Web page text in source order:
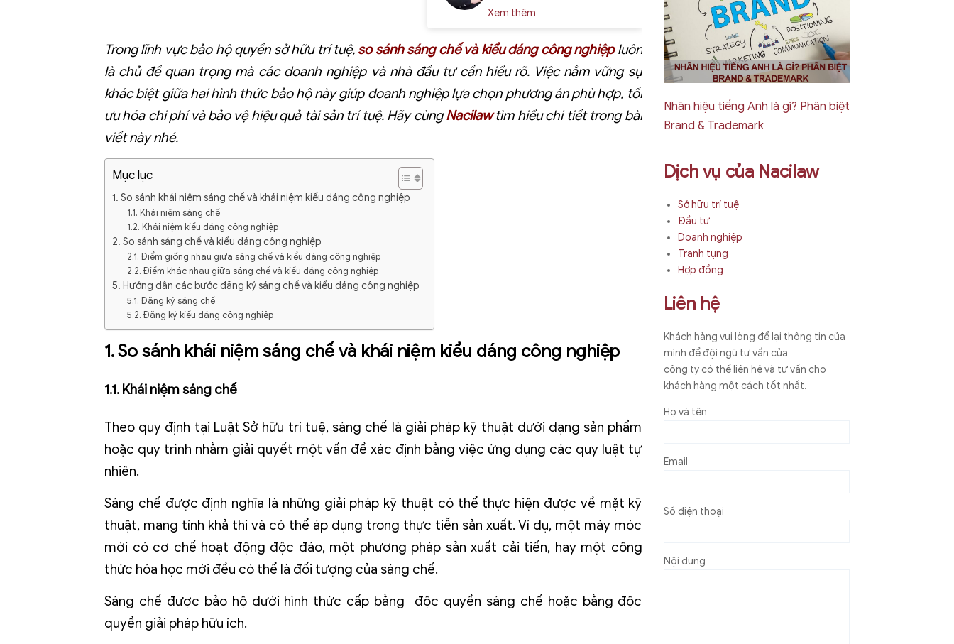
Xem thêm
Trong lĩnh vực bảo hộ quyền sở hữu trí tuệ, so sánh sáng chế và kiểu dáng công nghiệpluôn
là chủ đề quan trọng mà các doanh nghiệp và nhà đầu tư cần hiểu rõ. Việc nắm vững sự
khác biệt giữa hai hình thức bảo hộ này giúp doanh nghiệp lựa chọn phương án phù hợp, tối
ưu hóa chi phí và bảo vệ hiệu quả tài sản trí tuệ. Hãy cùngNacilawtìm hiểu chi tiết trong bài
viết này nhé.
Mục lục
1. So sánh khái niệm sáng chế và khái niệm kiểu dáng công nghiệp
1.1. Khái niệm sáng chế
1.2. Khái niệm kiểu dáng công nghiệp
2. So sánh sáng chế và kiểu dáng công nghiệp
2.1. Điểm giống nhau giữa sáng chế và kiểu dáng công nghiệp
2.2. Điểm khác nhau giữa sáng chế và kiểu dáng công nghiệp
5. Hướng dẫn các bước đăng ký sáng chế và kiểu dáng công nghiệp
5.1. Đăng ký sáng chế
5.2. Đăng ký kiểu dáng công nghiệp
1. So sánh khái niệm sáng chế và khái niệm kiểu dáng công nghiệp
1.1. Khái niệm sáng chế
Theo quy định tại Luật Sở hữu trí tuệ, sáng chế là giải pháp kỹ thuật dưới dạng sản phẩm
hoặc quy trình nhằm giải quyết một vấn đề xác định bằng việc ứng dụng các quy luật tự
nhiên.
Sáng chế được định nghĩa là những giải pháp kỹ thuật có thể thực hiện được về mặt kỹ
thuật, mang tính khả thi và có thể áp dụng trong thực tiễn sản xuất. Ví dụ, một máy móc
mới có cơ chế hoạt động độc đáo, một phương pháp sản xuất cải tiến, hay một công
thức hóa học mới đều có thể là đối tượng của sáng chế.
Sáng chế được bảo hộ dưới hình thức cấp bằng độc quyền sáng chế hoặc bằng độc
quyền giải pháp hữu ích.
Nhãn hiệu tiếng Anh là gì? Phân biệt
Brand & Trademark
Dịch vụ của Nacilaw
Sở hữu trí tuệ
Đầu tư
Doanh nghiệp
Tranh tụng
Hợp đồng
Liên hệ
Khách hàng vui lòng để lại thông tin của
mình để đội ngũ tư vấn của
công ty có thể liên hệ và tư vấn cho
khách hàng một cách tốt nhất.
Họ và tên
Email
Số điện thoại
Nội dung